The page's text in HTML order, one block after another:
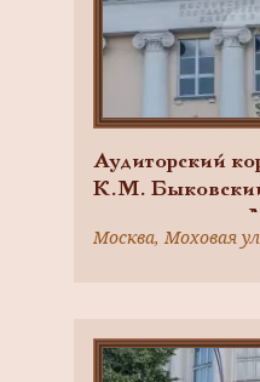
Аудиторский
К.М.
университет —
Москва, Моховая